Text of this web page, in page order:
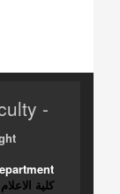
-
كلية الاعلام